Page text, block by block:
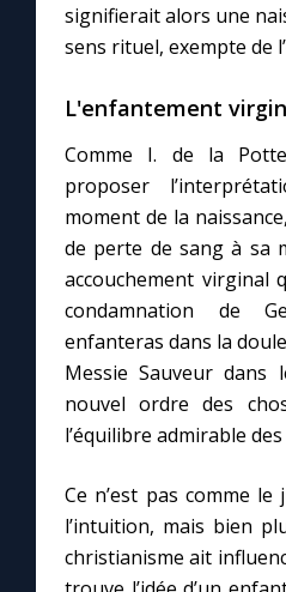
signifierait alors une
sens rituel, exempte de
L'enfantement
Comme I. de la
proposer
moment de la
de perte de sang à sa
accouchement virginal
condamnation de
enfanteras dans la
Messie Sauveur
nouvel ordre des
l’équilibre admirable
Ce n’est pas comme
l’intuition, mais bien
christianisme ait